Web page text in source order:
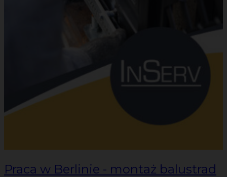
Praca w Berlinie - montaż balustrad